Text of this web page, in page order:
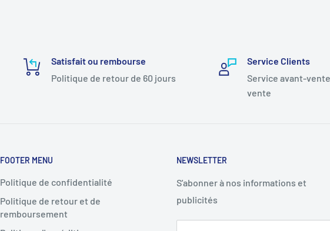
Satisfait ou rembourse
Politique de retour de 60 jours
Service Clients
Service avant-
vente
FOOTER MENU
Politique de confidentialité
Politique de retour et de
remboursement
NEWSLETTER
S'abonner à nos informations et
publicités